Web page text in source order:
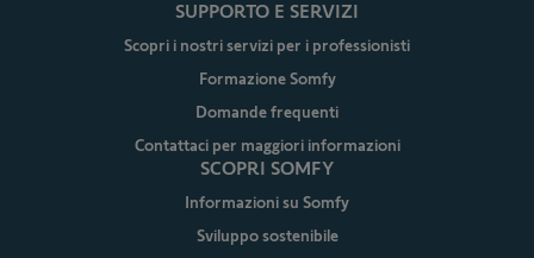
SUPPORTO E SERVIZI
Scopri i nostri servizi per i professionisti
Formazione Somfy
Domande frequenti
Contattaci per maggiori informazioni
SCOPRI SOMFY
Informazioni su Somfy
Sviluppo sostenibile